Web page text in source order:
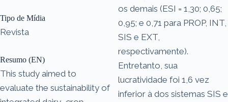
Tipo de Mídia
Revista
Resumo (EN)
This study aimed to
evaluate the sustainability of
os demais (ESI = 1,30; 0,65;
0,95; e 0,71 para PROP, INT,
SIS e EXT,
respectivamente).
Entretanto, sua
lucratividade foi 1,6 vez
inferior à dos sistemas SIS e